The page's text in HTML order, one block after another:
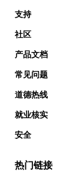
支持
社区
产品文档
常见问题
道德热线
就业核实
安全
热门链接